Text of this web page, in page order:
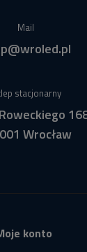
Mail
stacjonarny
Wrocław
konto